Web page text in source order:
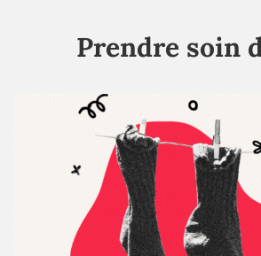
Prendre soin